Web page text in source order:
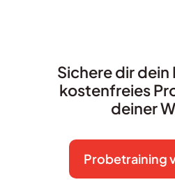
Sichere dir dein
kostenfreies
deiner
Probetraining